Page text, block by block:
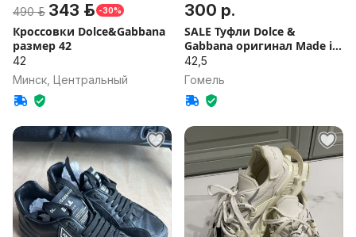
490 р. 343 р. -30%
Кроссовки Dolce&Gabbana
размер 42
42
Минск, Центральный
300 р.
SALE Туфли Dolce &
Gabbana оригинал Made in
Italy
42,5
Гомель